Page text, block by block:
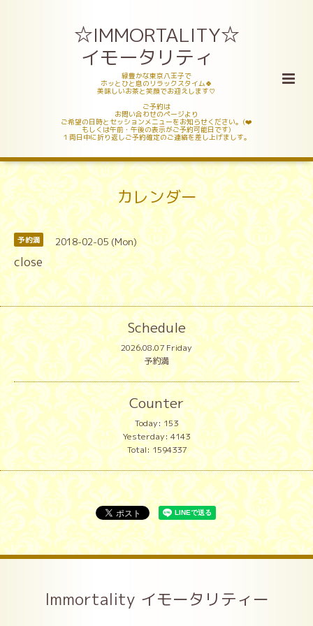
☆IMMORTALITY☆
イモータリティ
緑豊かな東京八王子で
ホッとひと息のリラックスタイム🍀
美味しいお茶と笑顔でお迎えします♡
ご予約は
お問い合わせのページより
ご希望の日時とセッションメニューをお知らせください。(❤️
もしくは午前・午後の表示がご予約可能日です)
１両日中に折り返しご予約確定のご連絡を差し上げましす。
カレンダー
予約満 2018-02-05 (Mon)
close
Schedule
2026.08.07 Friday
予約満
Counter
Today:153
Yesterday:4143
Total:1594337
Immortality イモータリティー